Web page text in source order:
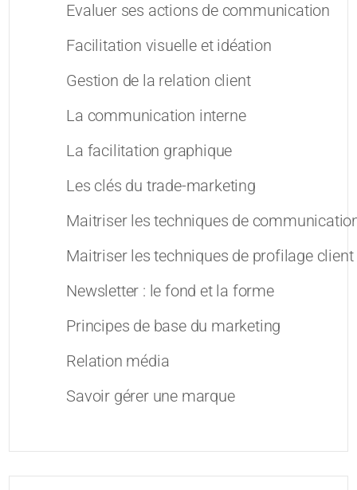
Evaluer ses actions de communication
Facilitation visuelle et idéation
Gestion de la relation client
La communication interne
La facilitation graphique
Les clés du trade-marketing
Maitriser les techniques de
Maitriser les techniques de profilage client
Newsletter : le fond et la forme
Principes de base du marketing
Relation média
Savoir gérer une marque